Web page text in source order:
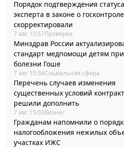
Порядок подтверждения статуса
эксперта в законе о госконтроле
скорректировали
7 авг 15:57Проверки
Минздрав России
стандарт медпомощи детям при
болезни Гоше
7 авг 15:34Социальная сфера
Перечень случаев изменения
существенных условий
решили дополнить
7 авг 15:02Бизнес
Гражданам напомнили о
налогообложения нежилых
участках ИЖС